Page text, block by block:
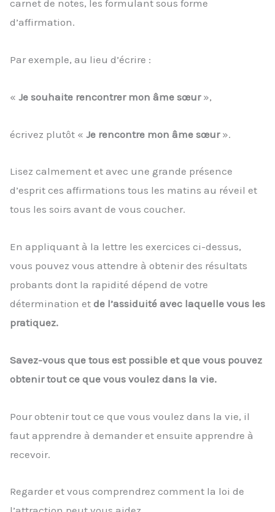
carnet de notes, les formulant sous forme
d’affirmation.
Par exemple, au lieu d’écrire :
« Je souhaite rencontrer mon âme sœur»,
écrivez plutôt « Je rencontre mon âme sœur».
Lisez calmement et avec une grande présence
d’esprit ces affirmations tous les matins au réveil et
tous les soirs avant de vous coucher.
En appliquant à la lettre les exercices ci-dessus,
vous pouvez vous attendre à obtenir des résultats
probants dont la rapidité dépend de votre
détermination et de l’assiduité avec laquelle vous les
pratiquez.
Savez-vous que tous est possible et que vous pouvez
obtenir tout ce que vous voulez dans la vie.
Pour obtenir tout ce que vous voulez dans la vie, il
faut apprendre à demander et ensuite apprendre à
recevoir.
Regarder et vous comprendrez comment la loi de